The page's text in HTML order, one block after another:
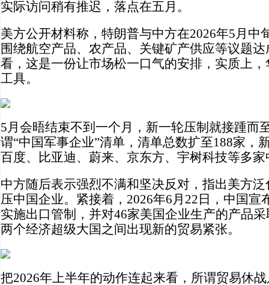
实际访问稍有推迟，落点在五月。
美方公开材料称，特朗普与中方在2026年5月中
围绕航空产品、农产品、关键矿产供应等议题
看，这是一份让市场松一口气的安排，实质上
工具。
5月会晤结束不到一个月，新一轮压制就接踵而
谓“中国军事企业”清单，清单总数扩至188家，
百度、比亚迪、蔚来、京东方、宇树科技等多
中方随后表示强烈不满和坚决反对，指出美方
压中国企业。紧接着，2026年6月22日，中国宣
实施出口管制，并对46家美国企业生产的产品
两个经济超级大国之间出现新的贸易紧张。
把2026年上半年的动作连起来看，所谓贸易休